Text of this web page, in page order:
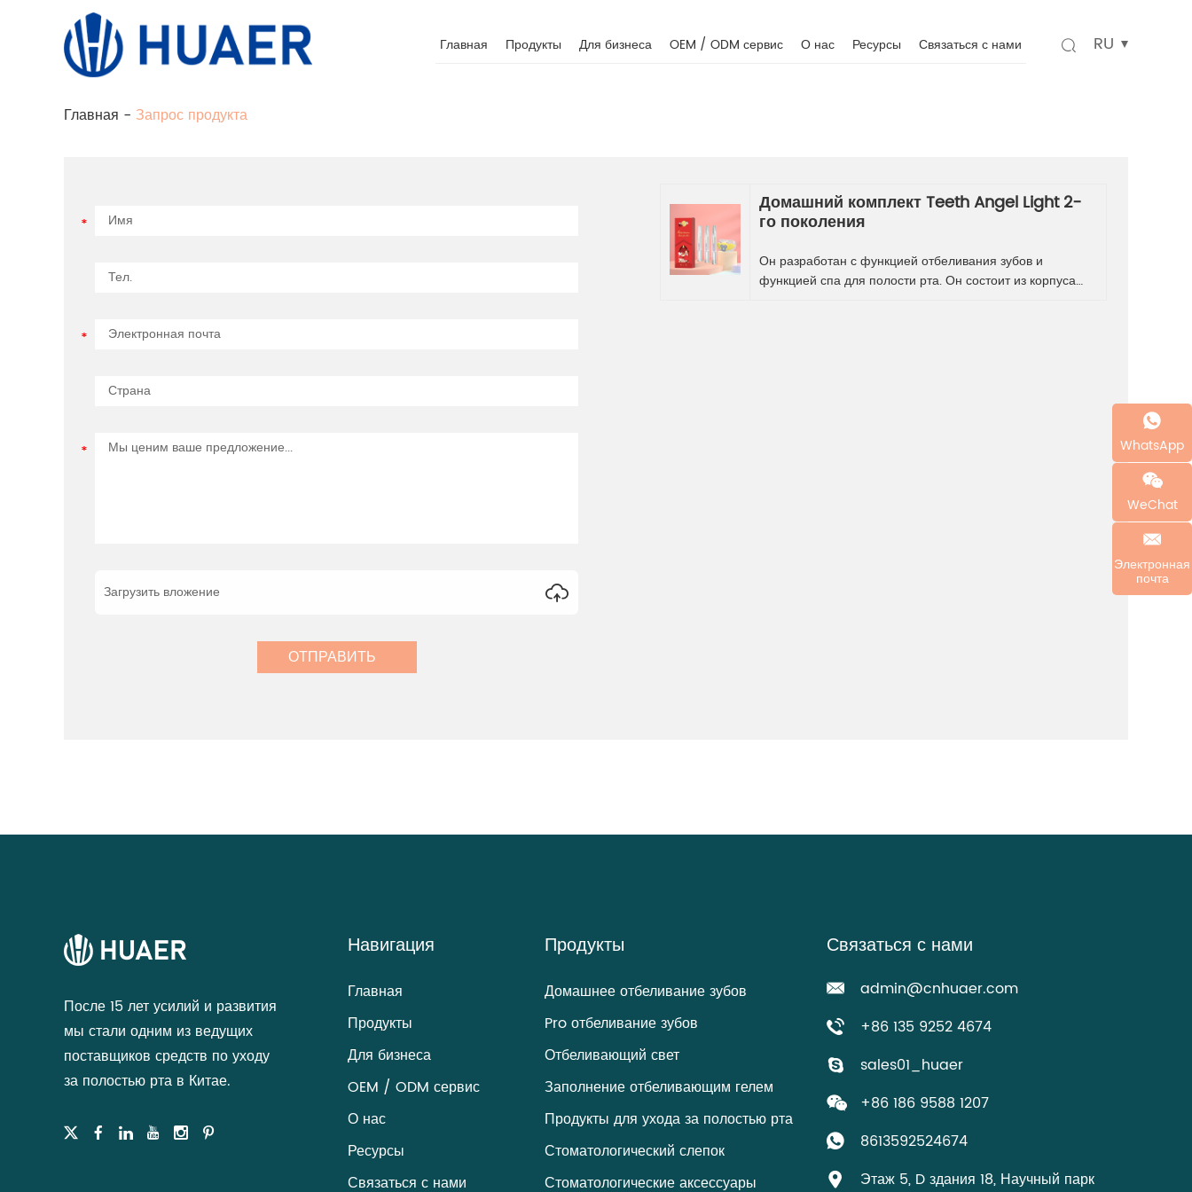
Главная Продукты Для бизнеса OEM / ODM сервис О нас Ресурсы Связаться с нами RU
Главная - Запрос продукта
Загрузить вложение
Домашний комплект Teeth Angel Light 2-
го поколения
Он разработан с функцией отбеливания зубов и
функцией спа для полости рта. Он состоит из корпуса
После 15 лет усилий и развития
мы стали одним из ведущих
поставщиков средств по уходу
за полостью рта в Китае.
Навигация
Главная
Продукты
Для бизнеса
OEM / ODM сервис
О нас
Ресурсы
Связаться с нами
Продукты
Домашнее отбеливание зубов
Pro отбеливание зубов
Отбеливающий свет
Заполнение отбеливающим гелем
Продукты для ухода за полостью рта
Стоматологический слепок
Стоматологические аксессуары
Связаться с нами
admin@cnhuaer.com
+86 135 9252 4674
sales01_huaer
+86 186 9588 1207
8613592524674
Этаж 5, D здания 18, Научный парк
WhatsApp
WeChat
Электронная
почта